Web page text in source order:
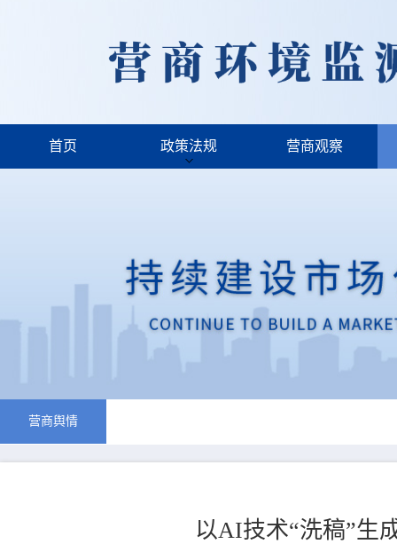
首页 政策法规 营商观察
营商舆情
以AI技术“洗稿”生